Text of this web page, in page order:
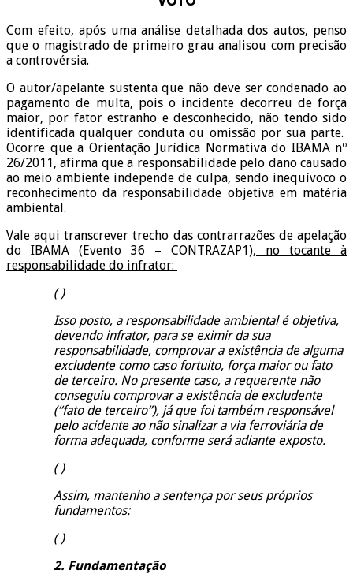
Com efeito, após uma análise detalhada dos autos, penso
que o magistrado de primeiro grau analisou com precisão
a controvérsia.
O autor/apelante sustenta que não deve ser condenado ao
pagamento de multa, pois o incidente decorreu de força
maior, por fator estranho e desconhecido, não tendo sido
identificada qualquer conduta ou omissão por sua parte.
Ocorre que a Orientação Jurídica Normativa do IBAMA nº
26/2011, afirma que a responsabilidade pelo dano causado
ao meio ambiente independe de culpa, sendo inequívoco o
reconhecimento da responsabilidade objetiva em matéria
ambiental.
Vale aqui transcrever trecho das contrarrazões de apelação
do IBAMA (Evento 36 – CONTRAZAP1), no tocante à
responsabilidade do infrator:
( )
Isso posto, a responsabilidade ambiental é objetiva,
devendo infrator, para se eximir da sua
responsabilidade, comprovar a existência de alguma
excludente como caso fortuito, força maior ou fato
de terceiro. No presente caso, a requerente não
conseguiu comprovar a existência de excludente
(“fato de terceiro”), já que foi também responsável
pelo acidente ao não sinalizar a via ferroviária de
forma adequada, conforme será adiante exposto.
( )
Assim, mantenho a sentença por seus próprios
fundamentos:
( )
2. Fundamentação